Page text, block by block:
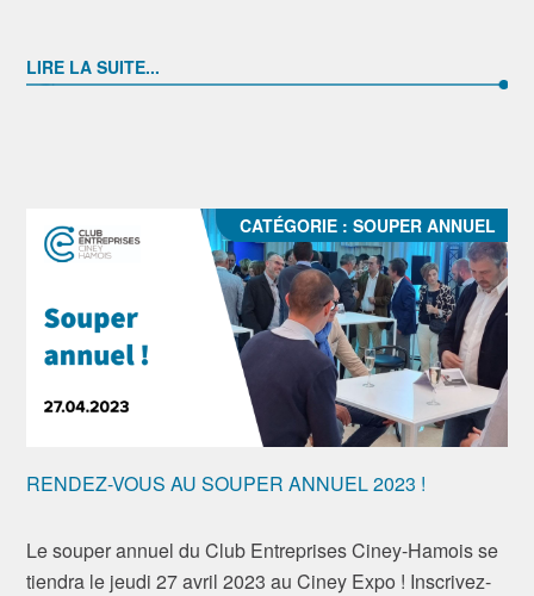
LIRE LA SUITE...
RENDEZ-VOUS AU SOUPER ANNUEL 2023 !
Le souper annuel du Club Entreprises Ciney-Hamois se
tiendra le jeudi 27 avril 2023 au Ciney Expo ! Inscrivez-
CATÉGORIE : SOUPER ANNUEL